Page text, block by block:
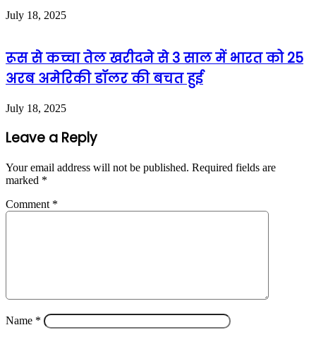
July 18, 2025
रूस से कच्चा तेल खरीदने से 3 साल में भारत को 25
अरब अमेरिकी डॉलर की बचत हुई
July 18, 2025
Leave a Reply
Your email address will not be published. Required fields are
marked *
Comment *
Name *